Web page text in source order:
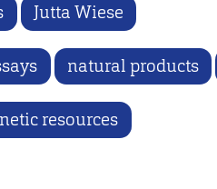
Jutta Wiese
natural products
resources